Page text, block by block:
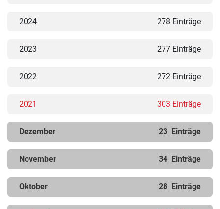
2024 278 Einträge
2023 277 Einträge
2022 272 Einträge
2021 303 Einträge
Dezember 23 Einträge
November 34 Einträge
Oktober 28 Einträge